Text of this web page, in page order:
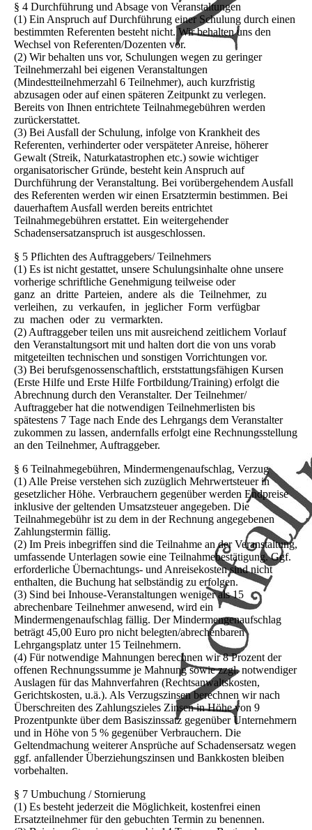
§ 4 Durchführung und Absage von Veranstaltungen
(1) Ein Anspruch auf Durchführung einer Schulung durch einen
bestimmten Referenten besteht nicht. Wir behalten uns den
Wechsel von Referenten/Dozenten vor.
(2) Wir behalten uns vor, Schulungen wegen zu geringer
Teilnehmerzahl bei eigenen Veranstaltungen
(Mindestteilnehmerzahl 6 Teilnehmer), auch kurzfristig
abzusagen oder auf einen späteren Zeitpunkt zu verlegen.
Bereits von Ihnen entrichtete Teilnahmegebühren werden
zurückerstattet.
(3) Bei Ausfall der Schulung, infolge von Krankheit des
Referenten, verhinderter oder verspäteter Anreise, höherer
Gewalt (Streik, Naturkatastrophen etc.) sowie wichtiger
organisatorischer Gründe, besteht kein Anspruch auf
Durchführung der Veranstaltung. Bei vorübergehendem Ausfall
des Referenten werden wir einen Ersatztermin bestimmen. Bei
dauerhaftem Ausfall werden bereits entrichtet
Teilnahmegebühren erstattet. Ein weitergehender
Schadensersatzanspruch ist ausgeschlossen.
§ 5 Pflichten des Auftraggebers/ Teilnehmers
(1) Es ist nicht gestattet, unsere Schulungsinhalte ohne unsere
vorherige schriftliche Genehmigung teilweise oder
ganz an dritte Parteien, andere als die Teilnehmer, zu
verleihen, zu verkaufen, in jeglicher Form verfügbar
zu machen oder zu vermarkten.
(2) Auftraggeber teilen uns mit ausreichend zeitlichem Vorlauf
den Veranstaltungsort mit und halten dort die von uns vorab
mitgeteilten technischen und sonstigen Vorrichtungen vor.
(3) Bei berufsgenossenschaftlich, erststattungsfähigen Kursen
(Erste Hilfe und Erste Hilfe Fortbildung/Training) erfolgt die
Abrechnung durch den Veranstalter. Der Teilnehmer/
Auftraggeber hat die notwendigen Teilnehmerlisten bis
spätestens 7 Tage nach Ende des Lehrgangs dem Veranstalter
zukommen zu lassen, andernfalls erfolgt eine Rechnungsstellung
an den Teilnehmer, Auftraggeber.
§ 6 Teilnahmegebühren, Mindermengenaufschlag, Verzug
(1) Alle Preise verstehen sich zuzüglich Mehrwertsteuer in
gesetzlicher Höhe. Verbrauchern gegenüber werden Endpreise
inklusive der geltenden Umsatzsteuer angegeben. Die
Teilnahmegebühr ist zu dem in der Rechnung angegebenen
Zahlungstermin fällig.
(2) Im Preis inbegriffen sind die Teilnahme an der Veranstaltung,
umfassende Unterlagen sowie eine Teilnahmebestätigung. Ggf.
erforderliche Übernachtungs- und Anreisekosten sind nicht
enthalten, die Buchung hat selbständig zu erfolgen.
(3) Sind bei Inhouse-Veranstaltungen weniger als 15
abrechenbare Teilnehmer anwesend, wird ein
Mindermengenaufschlag fällig. Der Mindermengenaufschlag
beträgt 45,00 Euro pro nicht belegten/abrechenbaren
Lehrgangsplatz unter 15 Teilnehmern.
(4) Für notwendige Mahnungen berechnen wir 8 Prozent der
offenen Rechnungssumme je Mahnung sowie zzgl. notwendiger
Auslagen für das Mahnverfahren (Rechtsanwaltskosten,
Gerichtskosten, u.ä.). Als Verzugszinsen berechnen wir nach
Überschreiten des Zahlungszieles Zinsen in Höhe von 9
Prozentpunkte über dem Basiszinssatz gegenüber Unternehmern
und in Höhe von 5 % gegenüber Verbrauchern. Die
Geltendmachung weiterer Ansprüche auf Schadensersatz wegen
ggf. anfallender Überziehungszinsen und Bankkosten bleiben
vorbehalten.
§ 7 Umbuchung / Stornierung
(1) Es besteht jederzeit die Möglichkeit, kostenfrei einen
Ersatzteilnehmer für den gebuchten Termin zu benennen.